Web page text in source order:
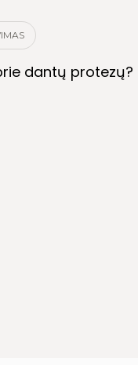
dantų protezų?